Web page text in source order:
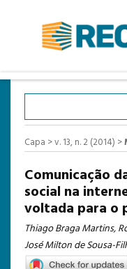
CAPA
SOBRE
ACESSO
CADASTRO
PESQUISA
ATUAL
Capa >v. 13, n. 2 (2014) >
Comunicação
social na
voltada para o
Thiago Braga Martins,
José Milton de Sousa-